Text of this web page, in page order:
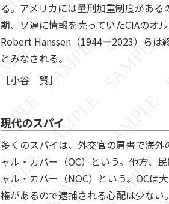
る。アメリカには量刑加重制度があ
期、ソ連に情報を売っていたCIAの
Robert Hanssen（1944―2023）らは
とみなされる。
［小谷 賢］
現代のスパイ
多くのスパイは、外交官の肩書で海
ャル・カバー（OC）という。他方、
ャル・カバー（NOC）という。OCは
権があるので逮捕される心配は少な